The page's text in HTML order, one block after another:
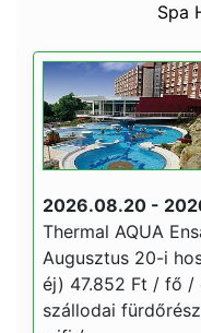
Spa
2026.08.20 -
Thermal AQUA
Augusztus 20-i
éj) 47.852 Ft / fő /
szállodai